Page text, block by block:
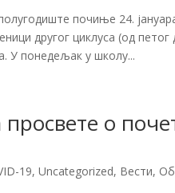
почиње 24.
другог циклуса (од
У понедељак у школу...
о
19,Uncategorized, Вести,